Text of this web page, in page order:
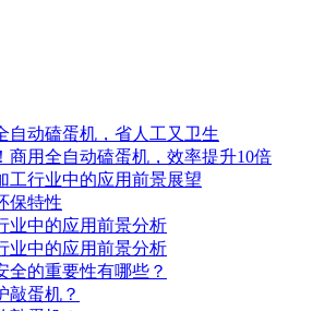
自动磕蛋机，省人工又卫生
商用全自动磕蛋机，效率提升10倍
工行业中的应用前景展望
保特性
业中的应用前景分析
业中的应用前景分析
全的重要性有哪些？
敲蛋机？